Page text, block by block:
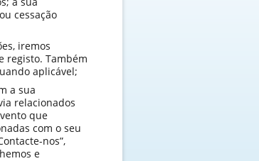
cessação
iremos
registo. Também
aplicável;
a sua
relacionados
que
com o seu
nos”,
e